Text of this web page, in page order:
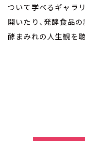
ついて学べるギャラ
開いたり、発酵食品の
酵まみれの人生観を聴